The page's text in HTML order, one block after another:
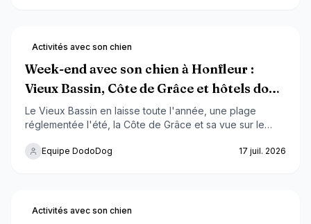
Activités avec son chien
Week-end avec son chien à Honfleur :
Vieux Bassin, Côte de Grâce et hôtels dog-
friendly 2026
Le Vieux Bassin en laisse toute l'année, une plage
réglementée l'été, la Côte de Grâce et sa vue sur le
acceptent les chiens : voici comment organiser un week-
Equipe DodoDog 17 juil. 2026
Activités avec son chien